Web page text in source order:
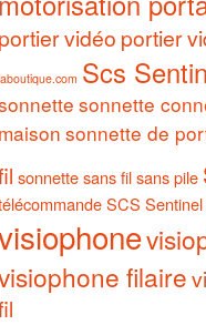
portier vidéo portier
Scs
sonnette
maison sonnette de
sonnette sans fil sans pile
SCS Sentinel
filaire